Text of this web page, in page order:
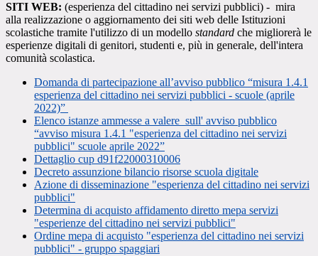
SITI WEB: (esperienza del cittadino nei servizi pubblici) - mira
alla realizzazione o aggiornamento dei siti web delle Istituzioni
scolastiche tramite l'utilizzo di un modello standard che migliorerà le
esperienze digitali di genitori, studenti e, più in generale, dell'intera
comunità scolastica.
Domanda di partecipazione all’avviso pubblico “misura 1.4.1
esperienza del cittadino nei servizi pubblici - scuole (aprile
2022)”
Elenco istanze ammesse a valere sull' avviso pubblico
“avviso misura 1.4.1 "esperienza del cittadino nei servizi
pubblici" scuole aprile 2022”
Dettaglio cup d91f22000310006
Decreto assunzione bilancio risorse scuola digitale
Azione di disseminazione "esperienza del cittadino nei servizi
pubblici"
Determina di acquisto affidamento diretto mepa servizi
"esperienze del cittadino nei servizi pubblici"
Ordine mepa di acquisto "esperienza del cittadino nei servizi
pubblici" - gruppo spaggiari